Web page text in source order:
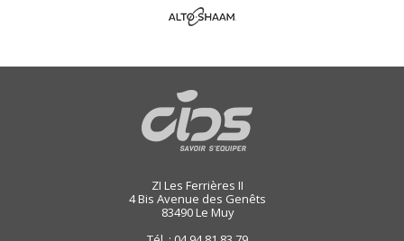
ZI Les Ferrières II
4 Bis Avenue des Genêts
83490Le Muy